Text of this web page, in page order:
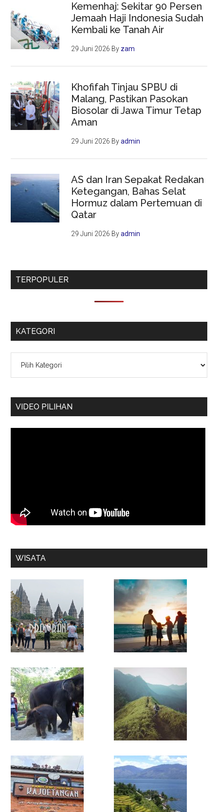
Kemenhaj: Sekitar 90 Persen
Jemaah Haji Indonesia Sudah
Kembali ke Tanah Air
29 Juni 2026 By zam
Khofifah Tinjau SPBU di
Malang, Pastikan Pasokan
Biosolar di Jawa Timur Tetap
Aman
29 Juni 2026 Byadmin
AS dan Iran Sepakat Redakan
Ketegangan, Bahas Selat
Hormuz dalam Pertemuan di
Qatar
29 Juni 2026 Byadmin
TERPOPULER
KATEGORI
VIDEO PILIHAN
WISATA